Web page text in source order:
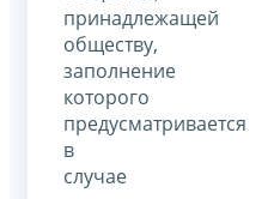
принадлежащей
обществу,
заполнение
которого
предусматривается
в
случае